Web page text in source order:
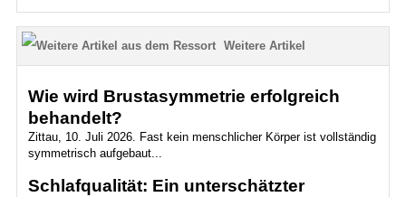
Weitere Artikel
Wie wird Brustasymmetrie erfolgreich
behandelt?
Zittau, 10. Juli 2026. Fast kein menschlicher Körper ist vollständig
symmetrisch aufgebaut...
Schlafqualität: Ein unterschätzter